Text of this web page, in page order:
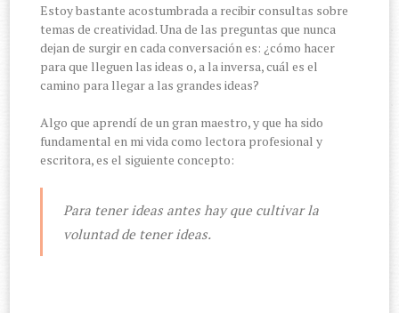
Estoy bastante acostumbrada a recibir consultas sobre
temas de creatividad. Una de las preguntas que nunca
dejan de surgir en cada conversación es: ¿cómo hacer
para que lleguen las ideas o, a la inversa, cuál es el
camino para llegar a las grandes ideas?
Algo que aprendí de un gran maestro, y que ha sido
fundamental en mi vida como lectora profesional y
escritora, es el siguiente concepto:
Para tener ideas antes hay que cultivar la
voluntad de tener ideas.